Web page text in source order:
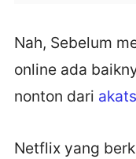
Nah, Sebelum
online ada
nonton dari
Netflix yang